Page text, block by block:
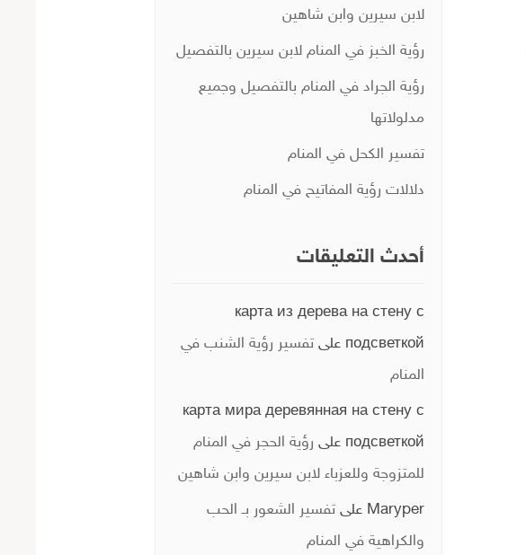
لابن سيرين وابن شاهين
رؤية الخبز في المنام لابن سيرين بالتفصيل
رؤية الجراد في المنام بالتفصيل وجميع
مدلولاتها
تفسير الكحل في المنام
دلالات رؤية المفاتيح في المنام
أحدث التعليقات
карта из дерева на стену с
подсветкой على تفسير رؤية الشنب في
المنام
карта мира деревянная на стену с
подсветкой على رؤية الحجر في المنام
للمتزوجة وللعزباء لابن سيرين وابن شاهين
Maryper على تفسير الشعور بـ الحب
والكراهية في المنام